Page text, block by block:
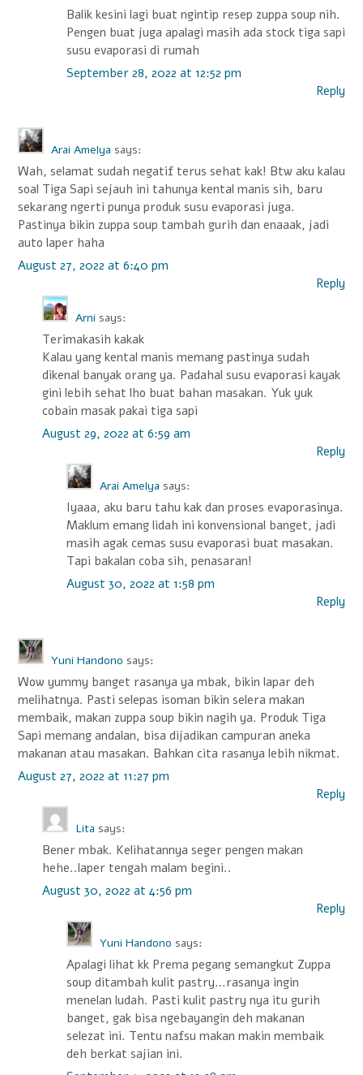
Balik kesini lagi buat ngintip resep zuppa soup nih.
Pengen buat juga apalagi masih ada stock tiga sapi
susu evaporasi di rumah
September 28, 2022 at 12:52 pm
Reply
Arai Amelya says:
Wah, selamat sudah negatif terus sehat kak! Btw aku kalau
soal Tiga Sapi sejauh ini tahunya kental manis sih, baru
sekarang ngerti punya produk susu evaporasi juga.
Pastinya bikin zuppa soup tambah gurih dan enaaak, jadi
auto laper haha
August 27, 2022 at 6:40 pm
Reply
Arni says:
Terimakasih kakak
Kalau yang kental manis memang pastinya sudah
dikenal banyak orang ya. Padahal susu evaporasi kayak
gini lebih sehat lho buat bahan masakan. Yuk yuk
cobain masak pakai tiga sapi
August 29, 2022 at 6:59 am
Reply
Arai Amelya says:
Iyaaa, aku baru tahu kak dan proses evaporasinya.
Maklum emang lidah ini konvensional banget, jadi
masih agak cemas susu evaporasi buat masakan.
Tapi bakalan coba sih, penasaran!
August 30, 2022 at 1:58 pm
Reply
Yuni Handono says:
Wow yummy banget rasanya ya mbak, bikin lapar deh
melihatnya. Pasti selepas isoman bikin selera makan
membaik, makan zuppa soup bikin nagih ya. Produk Tiga
Sapi memang andalan, bisa dijadikan campuran aneka
makanan atau masakan. Bahkan cita rasanya lebih nikmat.
August 27, 2022 at 11:27 pm
Reply
Lita says:
Bener mbak. Kelihatannya seger pengen makan
hehe..laper tengah malam begini..
August 30, 2022 at 4:56 pm
Reply
Yuni Handono says:
Apalagi lihat kk Prema pegang semangkut Zuppa
soup ditambah kulit pastry…rasanya ingin
menelan ludah. Pasti kulit pastry nya itu gurih
banget, gak bisa ngebayangin deh makanan
selezat ini. Tentu nafsu makan makin membaik
deh berkat sajian ini.